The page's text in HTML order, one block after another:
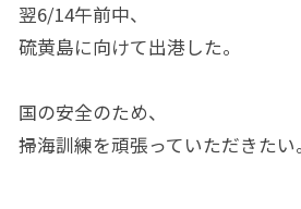
翌6/14午前中、
硫黄島に向けて出港した。
国の安全のため、
掃海訓練を頑張っていただきたい。